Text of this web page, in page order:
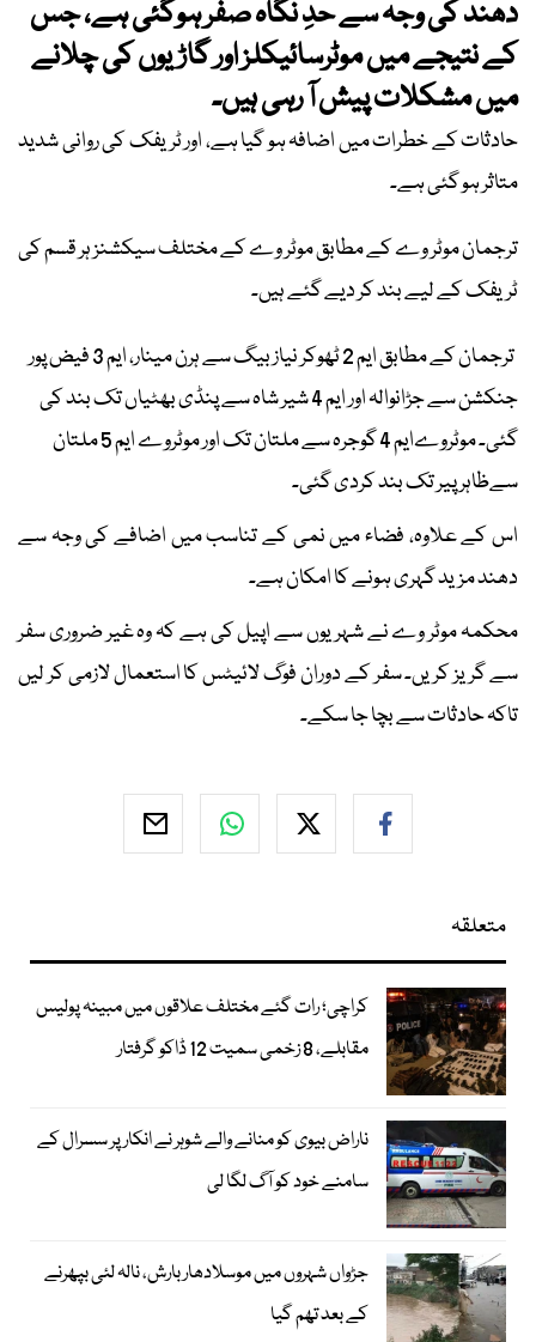
دھند کی وجہ سے حدِ نگاہ صفر ہوگئی ہے، جس
کے نتیجے میں موٹرسائیکلز اور گاڑیوں کی چلانے
میں مشکلات پیش آ رہی ہیں۔
حادثات کے خطرات میں اضافہ ہو گیا ہے، اور ٹریفک کی روانی شدید
متاثر ہو گئی ہے۔
ترجمان موٹر وے کے مطابق موٹر وے کے مختلف سیکشنز ہر قسم کی
ٹریفک کے لیے بند کر دیے گئے ہیں۔
ترجمان کے مطابق ایم 2 ٹھوکر نیاز بیگ سے ہرن مینار، ایم 3 فیض پور
جنکشن سے جڑانوالہ اور ایم 4 شیر شاہ سے پنڈی بھٹیاں تک بند کی
گئی۔ موٹروےایم 4 گوجرہ سے ملتان تک اور موٹروے ایم 5 ملتان
سےظاہر پیر تک بند کردی گئی۔
اس کے علاوہ، فضاء میں نمی کے تناسب میں اضافے کی وجہ سے
دھند مزید گہری ہونے کا امکان ہے۔
محکمہ موٹر وے نے شہریوں سے اپیل کی ہے کہ وہ غیر ضروری سفر
سے گریز کریں۔ سفر کے دوران فوگ لائیٹس کا استعمال لازمی کر لیں
تاکہ حادثات سے بچا جا سکے۔
متعلقہ
کراچی؛ رات گئے مختلف علاقوں میں مبینہ پولیس
مقابلے، 8 زخمی سمیت 12 ڈاکو گرفتار
ناراض بیوی کو منانے والے شوہر نے انکار پر سسرال کے
سامنے خود کو آگ لگا لی
جڑواں شہروں میں موسلادھار بارش، نالہ لئی بپھرنے
کے بعد تھم گیا